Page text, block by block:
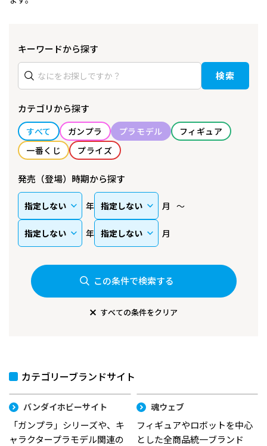
キーワードから探す
検索
カテゴリから探す
すべて ガンプラ プラモデル
フィギュア
一番くじ
プライズ
発売（登場）時期から探す
年 月
年 月
この条件で検索する
すべての条件をクリア
カテゴリーブランドサイト
バンダイホビーサイト
「ガンプラ」シリーズや、キ
ャラクタープラモデル関連の
魂ウェブ
フィギュアやロボットを中心
とした全商品統一ブランド